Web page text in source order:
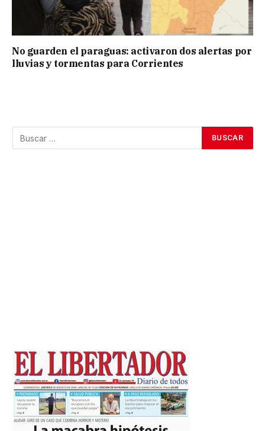
No guarden el paraguas: activaron dos alertas por
lluvias y tormentas para Corrientes